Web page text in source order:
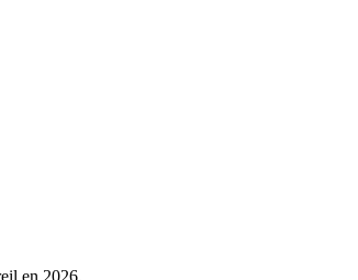
en 2026.